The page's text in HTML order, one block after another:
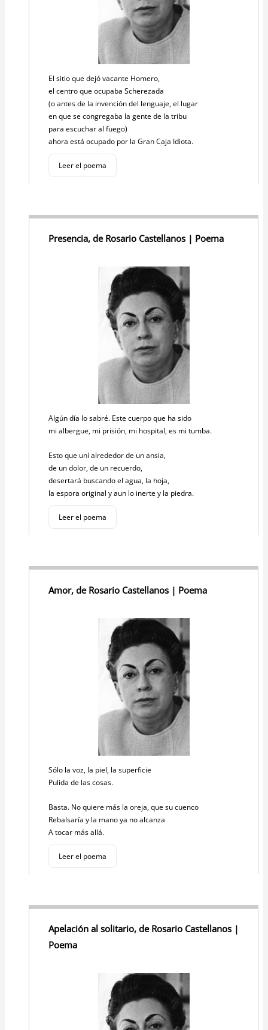
El sitio que dejó vacante Homero,
el centro que ocupaba Scherezada
(o antes de la invención del lenguaje, el lugar
en que se congregaba la gente de la tribu
para escuchar al fuego)
ahora está ocupado por la Gran Caja Idiota.
Leer el poema
Presencia, de Rosario Castellanos | Poema
Algún día lo sabré. Este cuerpo que ha sido
mi albergue, mi prisión, mi hospital, es mi tumba.
Esto que uní alrededor de un ansia,
de un dolor, de un recuerdo,
desertará buscando el agua, la hoja,
la espora original y aun lo inerte y la piedra.
Leer el poema
Amor, de Rosario Castellanos | Poema
Sólo la voz, la piel, la superficie
Pulida de las cosas.
Basta. No quiere más la oreja, que su cuenco
Rebalsaría y la mano ya no alcanza
A tocar más allá.
Leer el poema
Apelación al solitario, de Rosario Castellanos |
Poema